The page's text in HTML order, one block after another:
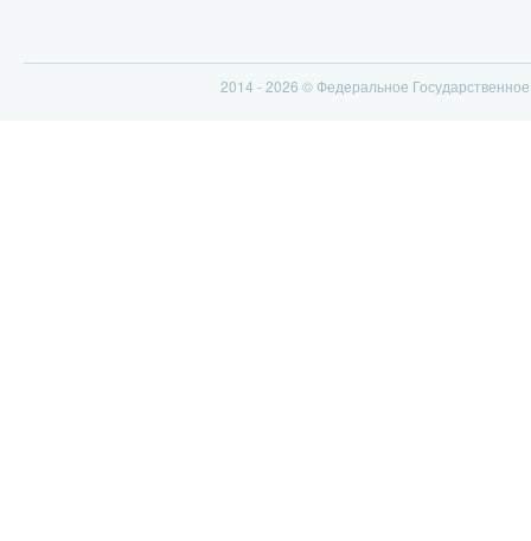
2014 - 2026 © Федеральное